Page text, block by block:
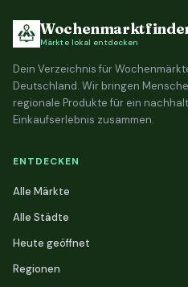
Märkte lokal entdecken
Dein Verzeichnis für
Deutschland. Wir bringen
regionale Produkte für ein
Einkaufserlebnis zusammen.
ENTDECKEN
Alle Märkte
Alle Städte
Heute geöffnet
Regionen